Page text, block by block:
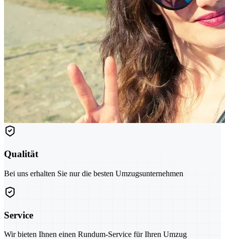
Qualität
Bei uns erhalten Sie nur die besten Umzugsunternehmen
Service
Wir bieten Ihnen einen Rundum-Service für Ihren Umzug